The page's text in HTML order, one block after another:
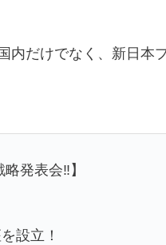
内だけでなく、新日本
略発表会‼】
設立！